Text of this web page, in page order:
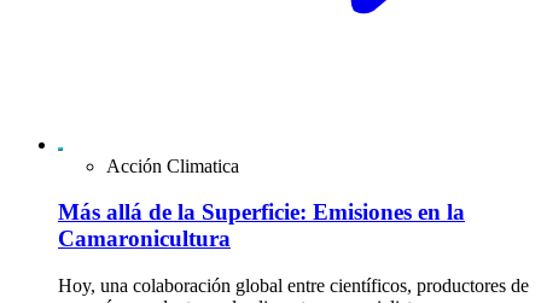
Acción Climatica
Más allá de la Superficie: Emisiones en la
Camaronicultura
Hoy, una colaboración global entre científicos, productores de